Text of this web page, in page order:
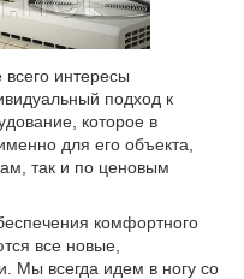
интересы
подход к
которое в
для его объекта,
так и по ценовым
комфортного
все новые,
Мы всегда идем в ногу со